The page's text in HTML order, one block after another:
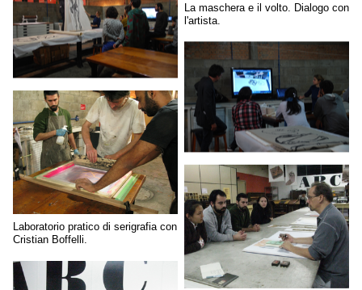
La maschera e il volto. Dialogo con
l'artista.
Laboratorio pratico di serigrafia con
Cristian Boffelli.